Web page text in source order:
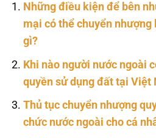
Những điều kiện để bên
mại có thể chuyển
gì?
Khi nào người nước ngoài
quyền sử dụng đất tại Việt
Thủ tục chuyển nhượng
chức nước ngoài cho cá